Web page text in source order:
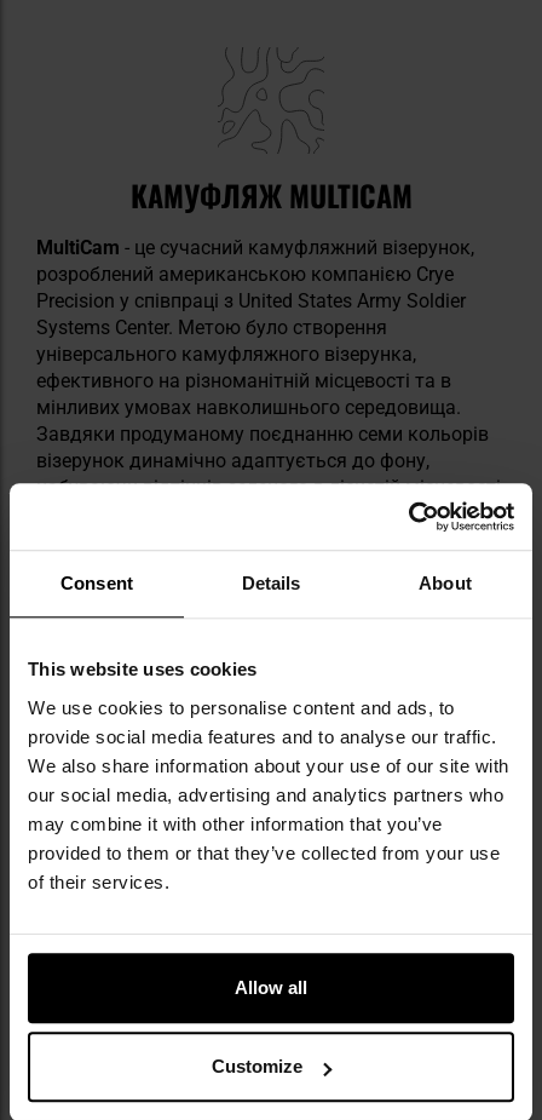
Consent Details About
This website uses cookies
We use cookies to personalise content and ads, to
provide social media features and to analyse our traffic.
We also share information about your use of our site with
our social media, advertising and analytics partners who
may combine it with other information that you’ve
provided to them or that they’ve collected from your use
of their services.
Allow all
Customize
КАМУФЛЯЖ MULTICAM
MultiCam - це сучасний камуфляжний візерунок,
розроблений американською компанією Crye
Precision у співпраці з United States Army Soldier
Systems Center. Метою було створення
універсального камуфляжного візерунка,
ефективного на різноманітній місцевості та в
мінливих умовах навколишнього середовища.
Завдяки продуманому поєднанню семи кольорів
візерунок динамічно адаптується до фону,
набуваючи відтінків зеленого в лісистій місцевості
або коричневого і бежевого в пустельних районах.
доби.MultiCam
завоював визнання у всьому світі і
використовується численними збройними силами
також доступний для цивільних користувачів, що
робить його популярним вибором серед любителів
військової справи та страйкболу.
Інформація про виробника та техніку безпеки